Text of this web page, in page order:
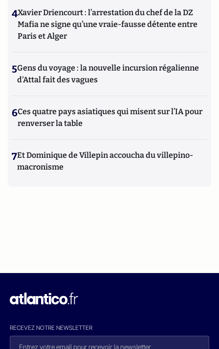
4Xavier Driencourt : l’arrestation du chef de la DZ
Mafia ne signe qu’une vraie-fausse détente entre
Paris et Alger
5Gens du voyage : la nouvelle incursion régalienne
d'Attal fait des vagues
6Ces quatre pays asiatiques qui misent sur l’IA pour
renverser la table
7Et Dominique de Villepin accoucha du villepino-
macronisme
RECEVEZ NOTRE NEWSLETTER